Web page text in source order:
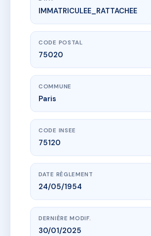
www.vme.plus/AC6581128
3 PLACE AUGUSTE METIVIER
3 pl auguste metivier
IMMATRICULEE_RATTACHEE
CODE POSTAL
75020
COMMUNE
Paris
CODE INSEE
75120
DATE RÈGLEMENT
24/05/1954
DERNIÈRE MODIF.
30/01/2025